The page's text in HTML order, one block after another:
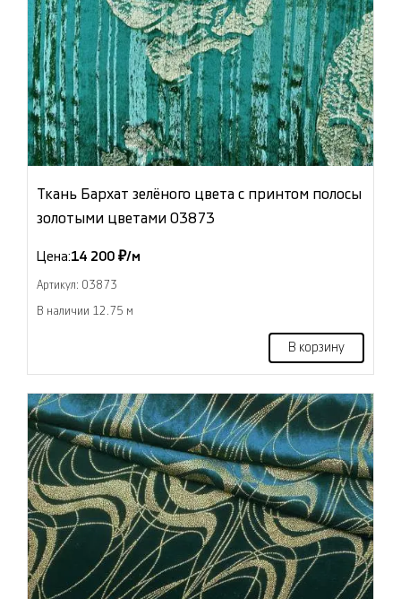
Ткань Бархат зелёного цвета с принтом полосы
золотыми цветами 03873
Цена:14 200 ₽/м
Артикул: 03873
В наличии 12.75 м
В корзину